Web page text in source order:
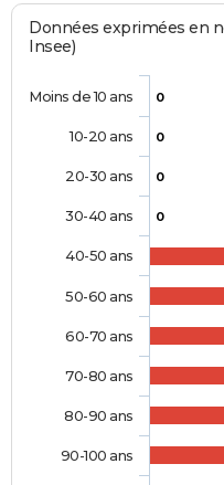
Données exprimées en
Insee)
0
0
0
0
Moins de 10 ans
10-20 ans
20-30 ans
30-40 ans
40-50 ans
50-60 ans
60-70 ans
70-80 ans
80-90 ans
90-100 ans